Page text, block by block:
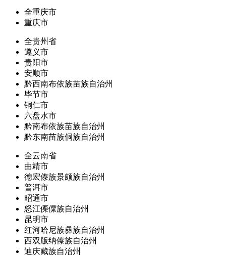
全重庆市
重庆市
全贵州省
遵义市
贵阳市
安顺市
黔西南布依族苗族自治州
毕节市
铜仁市
六盘水市
黔南布依族苗族自治州
黔东南苗族侗族自治州
全云南省
曲靖市
德宏傣族景颇族自治州
普洱市
昭通市
怒江傈僳族自治州
昆明市
红河哈尼族彝族自治州
西双版纳傣族自治州
迪庆藏族自治州